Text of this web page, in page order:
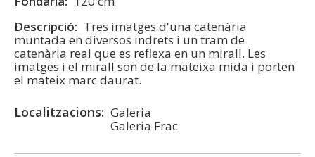
Descripció
Tres imatges d'una catenària
muntada en diversos indrets i un tram de
catenària real que es reflexa en un mirall. Les
imatges i el mirall son de la mateixa mida i porten
el mateix marc daurat.
Localitzacions
Galeria
Galeria Frac